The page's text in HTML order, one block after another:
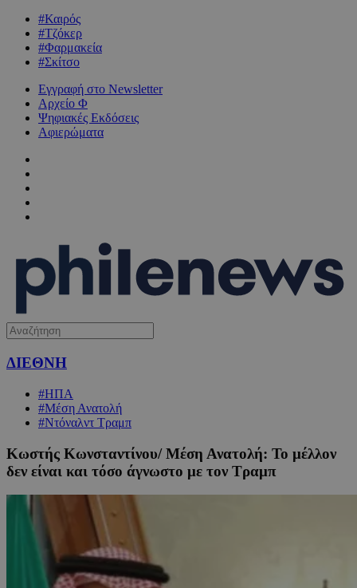
#Καιρός
#Τζόκερ
#Φαρμακεία
#Σκίτσο
Εγγραφή στο Newsletter
Αρχείο Φ
Ψηφιακές Εκδόσεις
Αφιερώματα
ΔΙΕΘΝΗ
#ΗΠΑ
#Μέση Ανατολή
#Ντόναλντ Τραμπ
Κωστής Κωνσταντίνου/ Μέση Ανατολή: To μέλλον
δεν είναι και τόσο άγνωστο με τον Τραμπ